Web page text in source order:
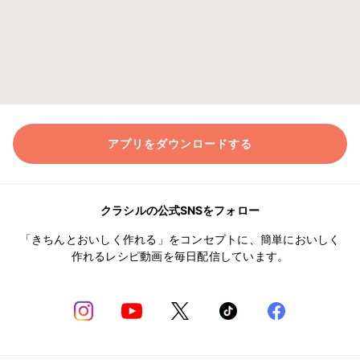
アプリをダウンロードする
クラシルの公式SNSをフォロー
「きちんとおいしく作れる」をコンセプトに、簡単においしく
作れるレシピ動画を毎日配信しています。